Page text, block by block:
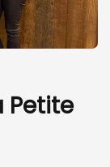
Petite